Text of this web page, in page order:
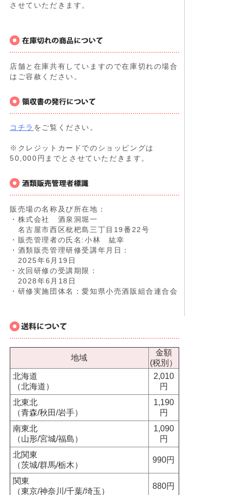
させていただきます。
店舗と在庫共有していますので在庫切れの場合
はご容赦ください。
コチラ をご覧ください。
※クレジットカードでのショッピングは
50,000円までとさせていただきます。
販売場の名称及び所在地：
・株式会社 酒泉洞堀一
名古屋市西区枇杷島三丁目19番22号
・販売管理者の氏名:小林 紘幸
・酒類販売管理研修受講年月日：
2025年6月19日
・次回研修の受講期限：
2028年6月18日
・研修実施団体名：愛知県小売酒販組合連合会
地域
金額
(税別）
北海道
（北海道）
2,010
円
北東北
（青森/秋田/岩手）
1,190
円
南東北
（山形/宮城/福島）
1,090
円
北関東
（茨城/群馬/栃木）
990円
関東
（東京/神奈川/千葉/埼玉）
880円